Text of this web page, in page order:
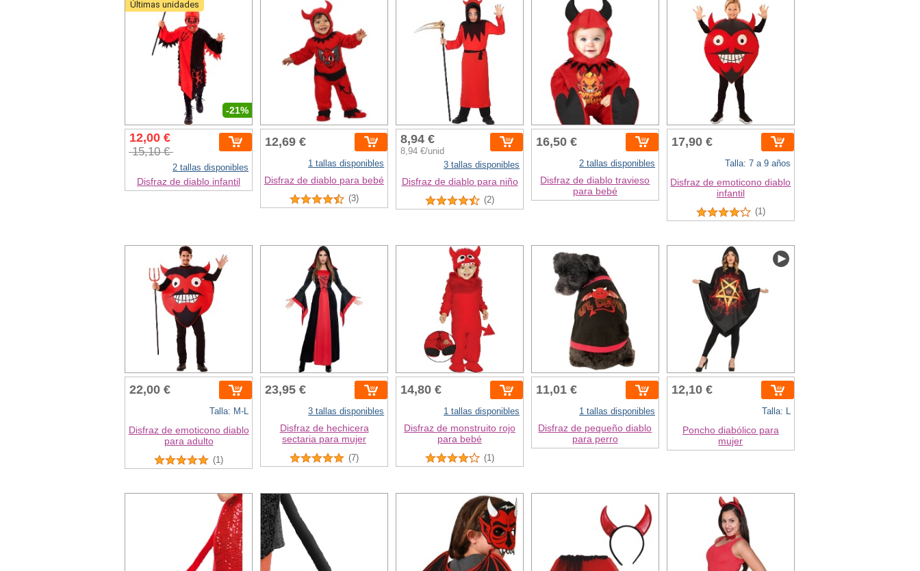
Últimas unidades
-21%
12,00 €
15,10 €
2 tallas disponibles
Disfraz de diablo infantil
12,69 €
1 tallas disponibles
Disfraz de diablo para bebé
(3)
8,94 €
8,94 €/unid
3 tallas disponibles
Disfraz de diablo para niño
(2)
16,50 €
2 tallas disponibles
Disfraz de diablo travieso
para bebé
17,90 €
Talla: 7 a 9 años
Disfraz de emoticono diablo
infantil
(1)
22,00 €
Talla: M-L
Disfraz de emoticono diablo
para adulto
(1)
23,95 €
3 tallas disponibles
Disfraz de hechicera
sectaria para mujer
(7)
14,80 €
1 tallas disponibles
Disfraz de monstruito rojo
para bebé
(1)
11,01 €
1 tallas disponibles
Disfraz de pequeño diablo
para perro
12,10 €
Talla: L
Poncho diabólico para
mujer